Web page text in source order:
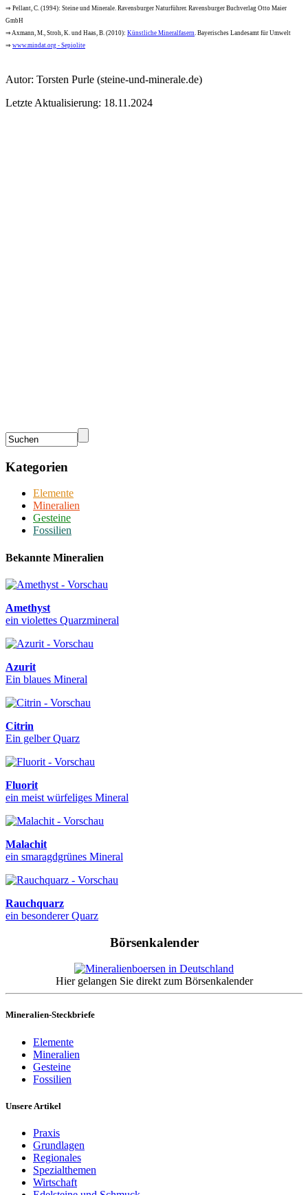
⇒ Pellant, C. (1994): Steine und Minerale. Ravensburger Naturführer. Ravensburger Buchverlag Otto Maier
GmbH
⇒ Axmann, M., Stroh, K. und Haas, B. (2010): Künstliche Mineralfasern . Bayerisches Landesamt für Umwelt
⇒ www.mindat.org - Sepiolite
Autor: Torsten Purle (steine-und-minerale.de)
Letzte Aktualisierung: 18.11.2024
Kategorien
Elemente
Mineralien
Gesteine
Fossilien
Bekannte Mineralien
Amethyst
ein violettes Quarzmineral
Azurit
Ein blaues Mineral
Citrin
Ein gelber Quarz
Fluorit
ein meist würfeliges Mineral
Malachit
ein smaragdgrünes Mineral
Rauchquarz
ein besonderer Quarz
Börsenkalender
Hier gelangen Sie direkt zum Börsenkalender
Mineralien-Steckbriefe
Elemente
Mineralien
Gesteine
Fossilien
Unsere Artikel
Praxis
Grundlagen
Regionales
Spezialthemen
Wirtschaft